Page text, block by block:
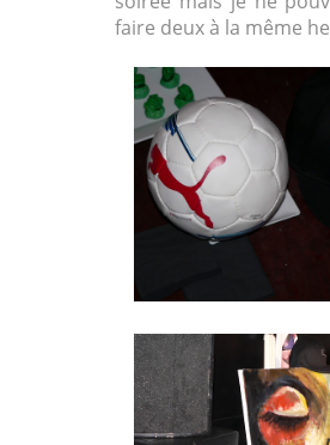
faire deux à la même